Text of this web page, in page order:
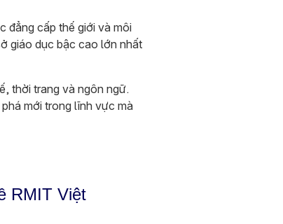
đẳng cấp thế giới và môi
giáo dục bậc cao lớn nhất
thời trang và ngôn ngữ.
mới trong lĩnh vực mà
RMIT Việt